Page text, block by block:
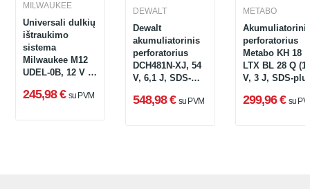
MILWAUKEE
Universali dulkių
ištraukimo
sistema
Milwaukee M12
UDEL-0B, 12 V +
245,98 € su PVM
DEWALT
Dewalt
akumuliatorinis
perforatorius
DCH481N-XJ, 54
V, 6,1 J, SDS-
548,98 € su PVM
METABO
perforatorius
Metabo KH 18
LTX BL 28 Q
V, 3 J, SDS-
299,96 € su